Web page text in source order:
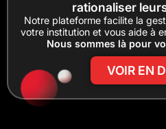
rationaliser
Notre plateforme facilite la
votre institution et vous aide à
Nous sommes là pour
VOIR EN